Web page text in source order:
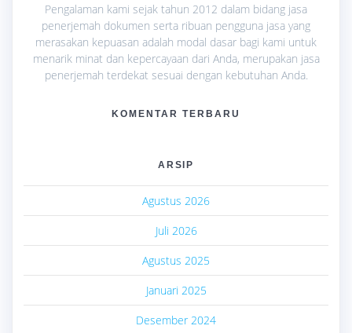
Pengalaman kami sejak tahun 2012 dalam bidang jasa
penerjemah dokumen serta ribuan pengguna jasa yang
merasakan kepuasan adalah modal dasar bagi kami untuk
menarik minat dan kepercayaan dari Anda, merupakan jasa
penerjemah terdekat sesuai dengan kebutuhan Anda.
KOMENTAR TERBARU
ARSIP
Agustus 2026
Juli 2026
Agustus 2025
Januari 2025
Desember 2024